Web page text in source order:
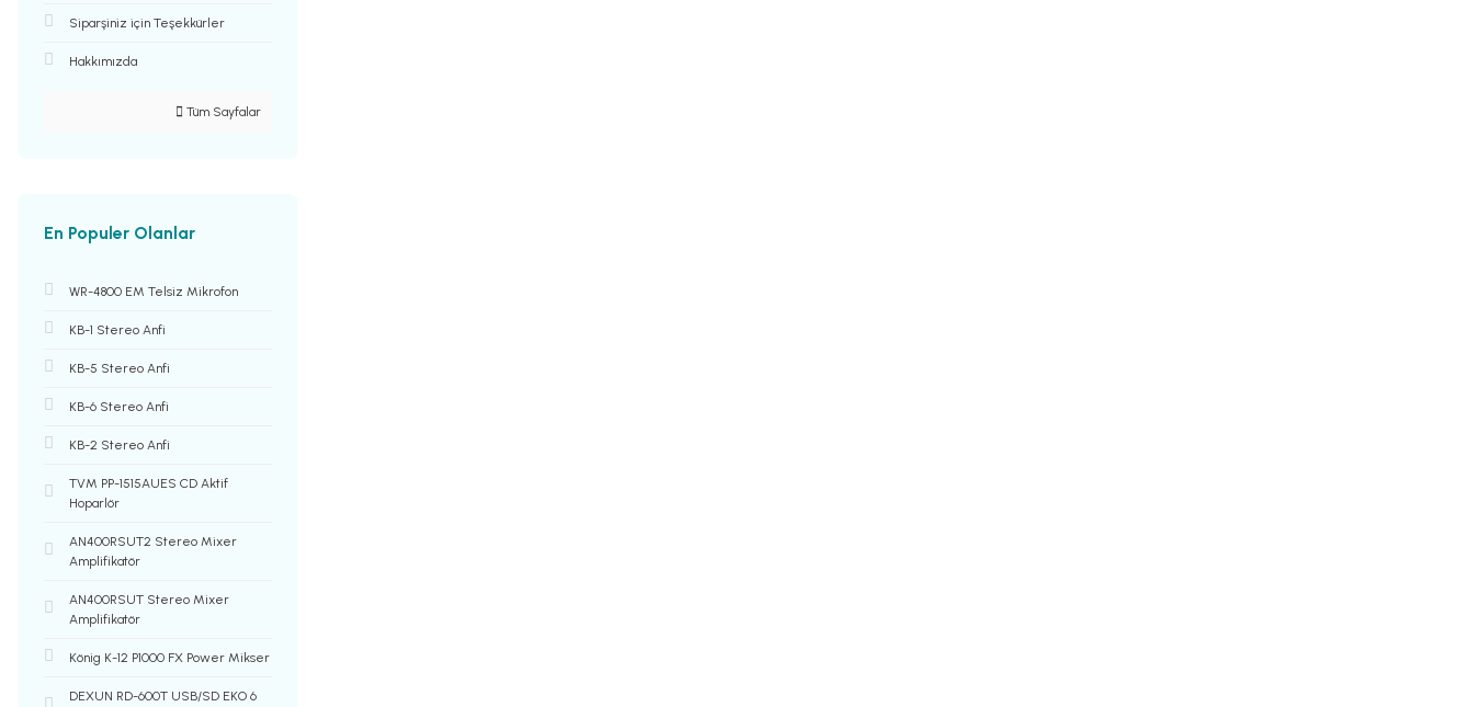
Siparşiniz için Teşekkürler
Hakkımızda
Tüm Sayfalar
En Populer Olanlar
WR-4800 EM Telsiz Mikrofon
KB-1 Stereo Anfi
KB-5 Stereo Anfi
KB-6 Stereo Anfi
KB-2 Stereo Anfi
TVM PP-1515AUES CD Aktif
Hoparlör
AN400RSUT2 Stereo Mixer
Amplifikatör
AN400RSUT Stereo Mixer
Amplifikatör
König K-12 P1000 FX Power Mikser
DEXUN RD-600T USB/SD EKO 6